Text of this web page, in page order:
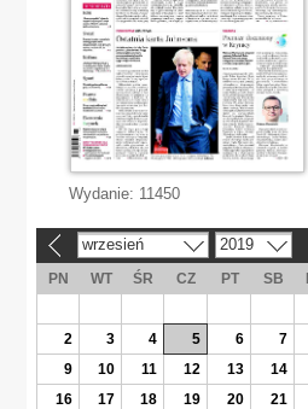
Wydanie: 11450
wrzesień 2019
PN WT ŚR CZ PT SB
2
3 4 5 6 7
9
10 11 12 13 14
16
17 18 19 20 21